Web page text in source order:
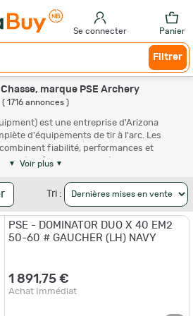
Se connecter Panier
Filtrer
marque PSE Archery
( 1716 annonces )
est une entreprise d'Arizona
d'équipements de tir à l'arc. Les
fiabilité, performances et
utilisé sa formation d'ingénieur pour
PSE Archery adaptés à vos
PSE (Precision
(PSE)
États-Unis. Cette société privée
tir à l'arc conçoit, développe et fabrique
d'autres équipements depuis 1971. Son
à Tucson.
Voir plus
Tri :
PSE - DOMINATOR DUO X 40 EM2
50-60 # GAUCHER (LH) NAVY
1 891,75 €
Achat Immédiat